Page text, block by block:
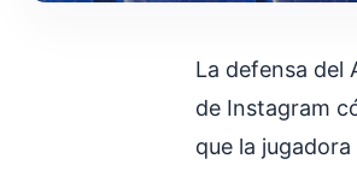
La defensa del
de Instagram
que la